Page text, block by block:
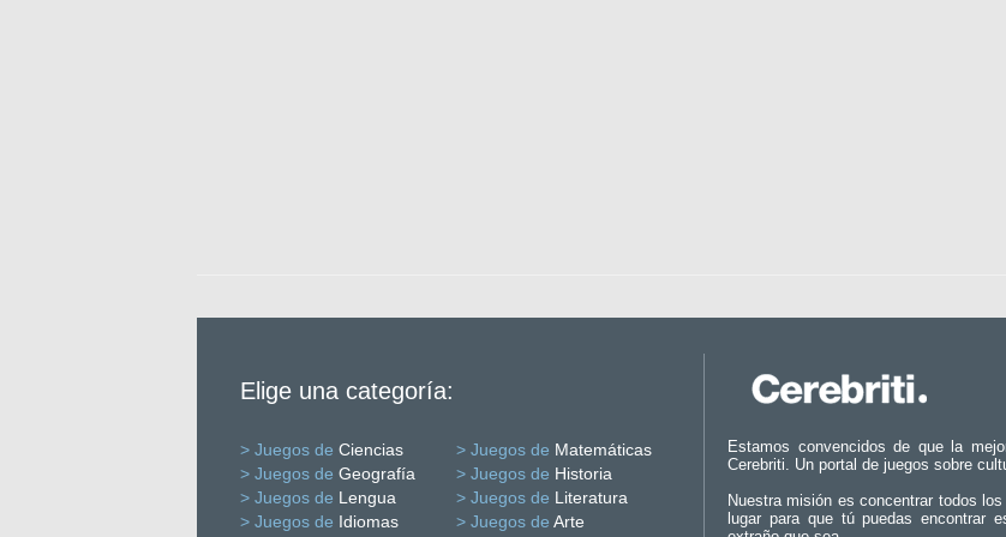
Elige una categoría:
> Juegos de Ciencias > Juegos de Matemáticas
> Juegos de Geografía > Juegos de Historia
> Juegos de Lengua > Juegos de Literatura
> Juegos de Idiomas > Juegos de Arte
Estamos convencidos de que la
Cerebriti. Un portal de juegos sobre
Nuestra misión es concentrar todos
lugar para que tú puedas encontrar